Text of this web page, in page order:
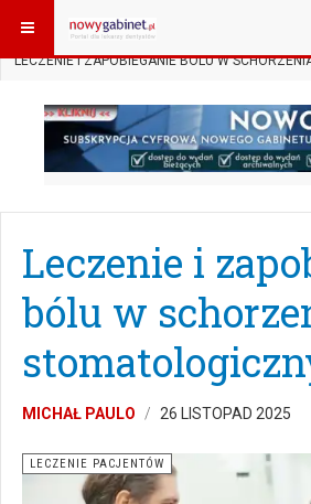
JESTEŚ TUTAJ: START
LECZENIE I ZAPOBIEGANIE BÓLU W
Leczenie i
bólu w
MICHAŁ PAULO 26 LISTOPAD 2025
LECZENIE PACJENTÓW